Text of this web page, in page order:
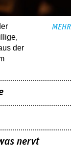
der
MEHR
nervt